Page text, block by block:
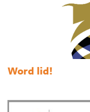
Word lid!